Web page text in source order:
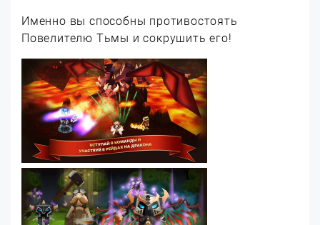
Именно вы способны противостоять
Повелителю Тьмы и сокрушить его!